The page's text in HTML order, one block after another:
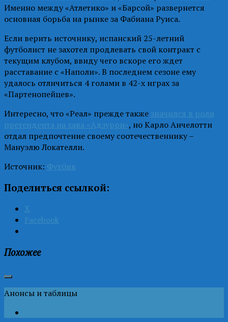
Именно между «Атлетико» и «Барсой» развернется
основная борьба на рынке за Фабиана Руиса.
Если верить источнику, испанский 25-летний
футболист не захотел продлевать свой контракт с
текущим клубом, ввиду чего вскоре его ждет
расставание с «Наполи». В последнем сезоне ему
удалось отличиться 4 голами в 42-х играх за
«Партенопейцев».
Интересно, что «Реал» прежде также значился в роли
претендента на хава «Адзурри», но Карло Анчелотти
отдал предпочтение своему соотечественнику –
Мануэлю Локателли.
Источник: Футбик
Поделиться ссылкой:
X
Facebook
Похожее
Анонсы и таблицы